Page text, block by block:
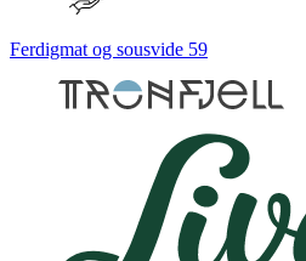
Ferdigmat og sousvide 59